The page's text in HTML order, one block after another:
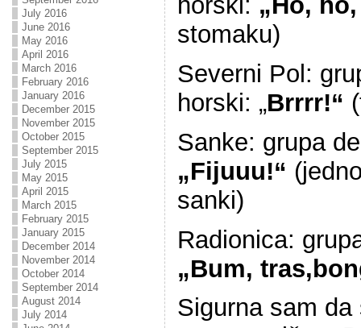
July 2016
June 2016
May 2016
April 2016
March 2016
February 2016
January 2016
December 2015
November 2015
October 2015
September 2015
July 2015
May 2015
April 2015
March 2015
February 2015
January 2015
December 2014
November 2014
October 2014
September 2014
August 2014
July 2014
stomaku)
Severni Pol:
horski: „Brrrr!“
Sanke: grupa
„Fijuuu!“
sanki)
Radionica:
„Bum,
Sigurna sam